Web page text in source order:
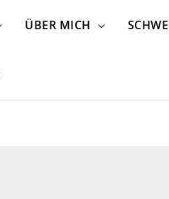
ÜBER MICH